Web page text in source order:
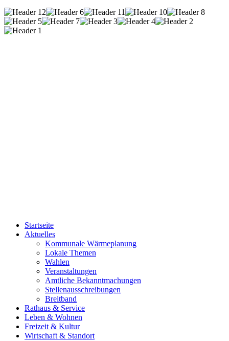
Startseite
Aktuelles
Kommunale Wärmeplanung
Lokale Themen
Wahlen
Veranstaltungen
Amtliche Bekanntmachungen
Stellenausschreibungen
Breitband
Rathaus & Service
Leben & Wohnen
Freizeit & Kultur
Wirtschaft & Standort